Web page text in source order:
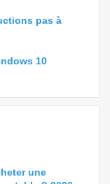
pas à
10
une